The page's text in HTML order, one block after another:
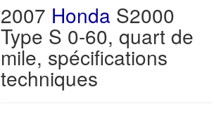
2007 Honda S2000
Type S 0-60, quart de
mile, spécifications
techniques